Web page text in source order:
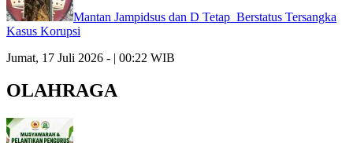
Mantan Jampidsus dan D Tetap Berstatus Tersangka
Kasus Korupsi
Jumat, 17 Juli 2026 - | 00:22 WIB
OLAHRAGA